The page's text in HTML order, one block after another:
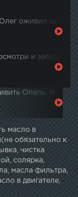
оживил за
и забудь
Опель. И
масло в
обязательно к
чистка
солярка,
масла фильтра,
в двигателе,